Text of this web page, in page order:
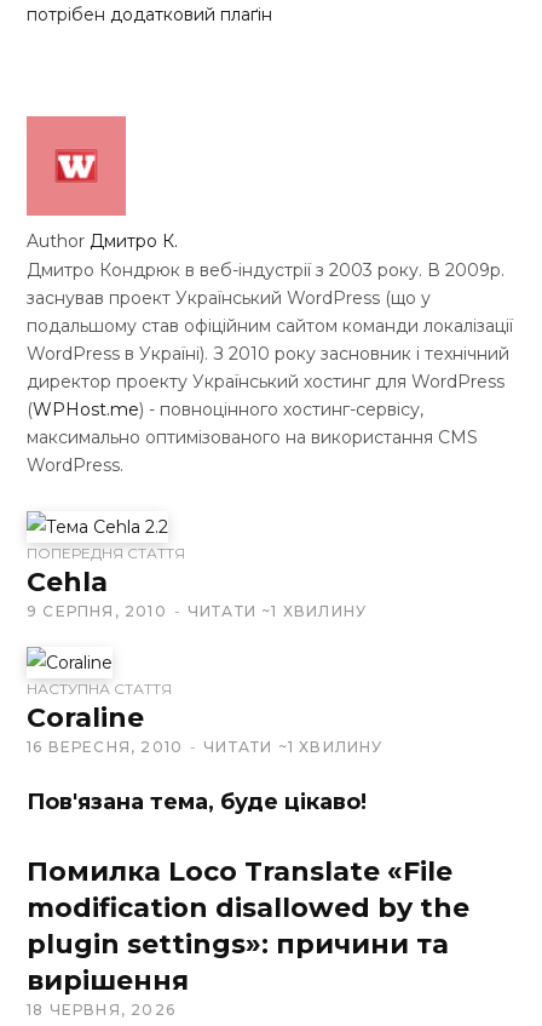
потрібен додатковий плаґін
Author Дмитро К.
Дмитро Кондрюк в веб-індустрії з 2003 року. В 2009р.
заснував проект Український WordPress (що у
подальшому став офіційним сайтом команди локалізації
WordPress в Україні). З 2010 року засновник і технічний
директор проекту Український хостинг для WordPress
(WPHost.me) - повноцінного хостинг-сервісу,
максимально оптимізованого на використання CMS
WordPress.
W
e
b
s
i
t
e
ПОПЕРЕДНЯ СТАТТЯ
Cehla
9 СЕРПНЯ, 2010 ЧИТАТИ ~1 ХВИЛИНУ
НАСТУПНА СТАТТЯ
Coraline
16 ВЕРЕСНЯ, 2010 ЧИТАТИ ~1 ХВИЛИНУ
Пов'язана тема, буде цікаво!
Помилка Loco Translate «File
modification disallowed by the
plugin settings»: причини та
вирішення
18 ЧЕРВНЯ, 2026